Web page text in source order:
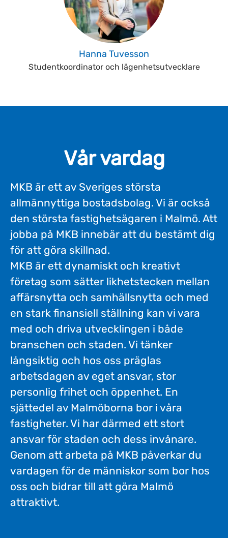
Hanna Tuvesson
Studentkoordinator och lägenhetsutvecklare
Vår vardag
MKB är ett av Sveriges största
allmännyttiga bostadsbolag. Vi är också
den största fastighetsägaren i Malmö. Att
jobba på MKB innebär att du bestämt dig
för att göra skillnad.
MKB är ett dynamiskt och kreativt
företag som sätter likhetstecken mellan
affärsnytta och samhällsnytta och med
en stark finansiell ställning kan vi vara
med och driva utvecklingen i både
branschen och staden. Vi tänker
långsiktig och hos oss präglas
arbetsdagen av eget ansvar, stor
personlig frihet och öppenhet. En
sjättedel av Malmöborna bor i våra
fastigheter. Vi har därmed ett stort
ansvar för staden och dess invånare.
Genom att arbeta på MKB påverkar du
vardagen för de människor som bor hos
oss och bidrar till att göra Malmö
attraktivt.